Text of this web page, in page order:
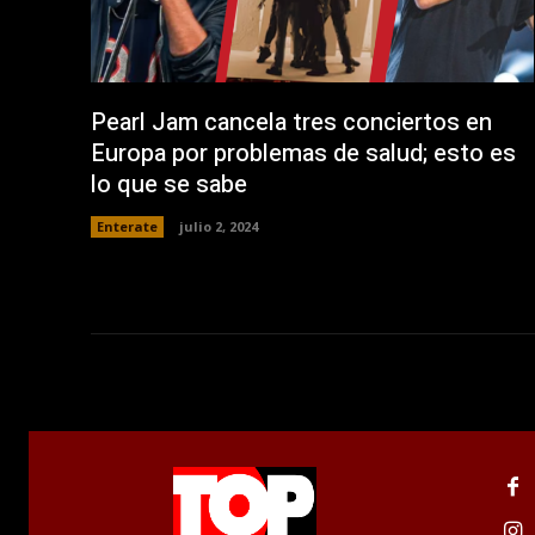
a
n
a
n
u
e
a
)
Pearl Jam cancela tres conciertos en
Europa por problemas de salud; esto es
lo que se sabe
Enterate julio 2, 2024